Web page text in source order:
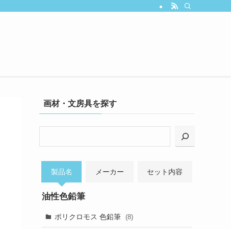
画材・文房具を探す
索
製品名 メーカー セット内容
油性色鉛筆
ポリクロモス 色鉛筆 (8)